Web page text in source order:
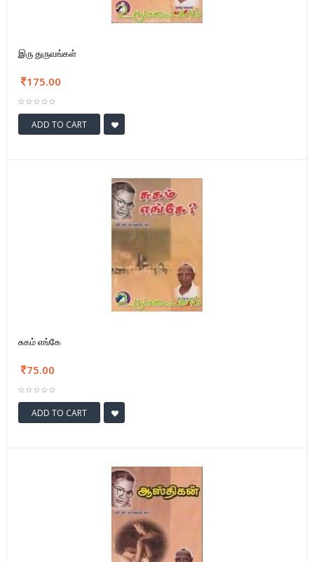
இரு துருவங்கள்
175.00
ADD TO CART
சுகம் எங்கே
75.00
ADD TO CART